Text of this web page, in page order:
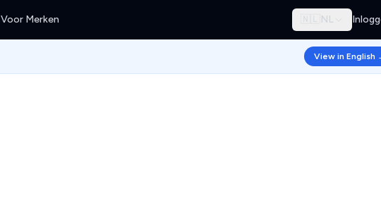
Voor Merken 🇳🇱 NL
View in English